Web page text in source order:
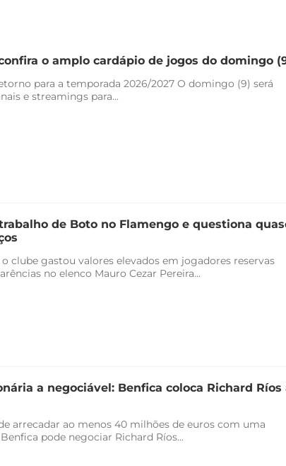
o amplo cardápio de jogos do domingo
para a temporada 2026/2027 O domingo (9) será
e streamings para...
de Boto no Flamengo e questiona
clube gastou valores elevados em jogadores reservas
no elenco Mauro Cezar Pereira...
a negociável: Benfica coloca Richard Ríos
arrecadar ao menos 40 milhões de euros com uma
pode negociar Richard Ríos...